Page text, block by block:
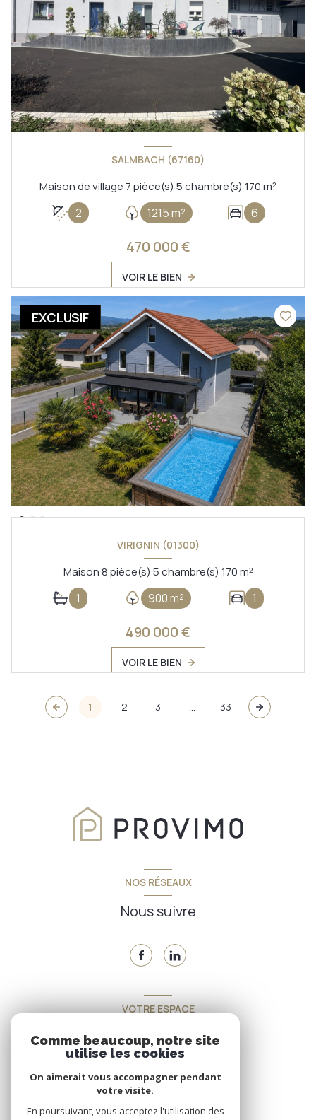
SALMBACH (67160)
Maison de village 7 pièce(s) 5 chambre(s) 170 m²
2 1215 m² 6
470 000 €
VOIR LE BIEN
EXCLUSIF
VIRIGNIN (01300)
Maison 8 pièce(s) 5 chambre(s) 170 m²
1 900 m² 1
490 000 €
VOIR LE BIEN
1 2 3 ... 33
NOS RÉSEAUX
Nous suivre
VOTRE ESPACE
Espace propriétaire
SE CONNECTER
Comme beaucoup, notre site
utilise les cookies
On aimerait vous accompagner pendant
votre visite.
En poursuivant, vous acceptez l'utilisation des